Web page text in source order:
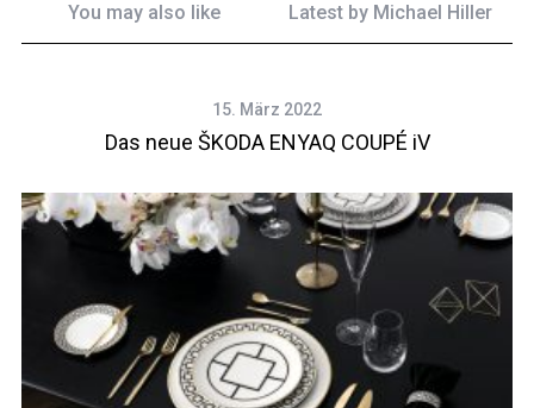
You may also like Latest by Michael Hiller
15. März 2022
Das neue ŠKODA ENYAQ COUPÉ iV